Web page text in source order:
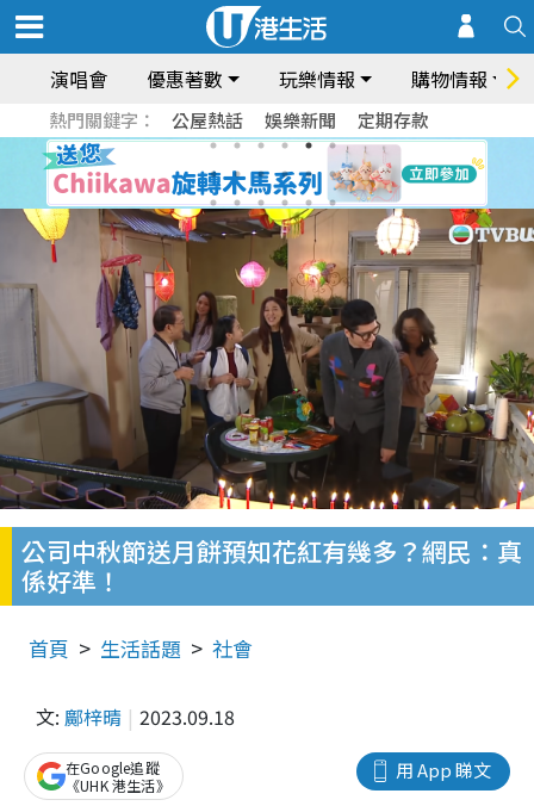
演唱會 優惠著數 玩樂情報 購物情報
熱門關鍵字： 公屋熱話 娛樂新聞 定期存款
公司中秋節送月餅預知花紅有幾多？網民：真
係好準！
首頁 生活話題 社會
文: 鄺梓晴 2023.09.18
用 App 睇文
在Google追蹤
《UHK 港生活》